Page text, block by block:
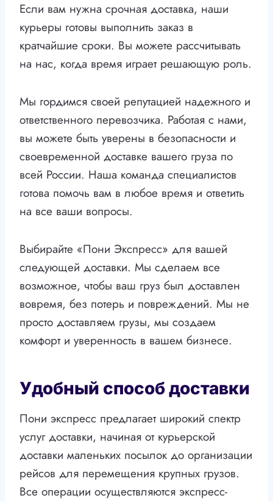
Если вам нужна срочная доставка, наши
курьеры готовы выполнить заказ в
кратчайшие сроки. Вы можете рассчитывать
на нас, когда время играет решающую роль.
Мы гордимся своей репутацией надежного и
ответственного перевозчика. Работая с нами,
вы можете быть уверены в безопасности и
своевременной доставке вашего груза по
всей России. Наша команда специалистов
готова помочь вам в любое время и ответить
на все ваши вопросы.
Выбирайте «Пони Экспресс» для вашей
следующей доставки. Мы сделаем все
возможное, чтобы ваш груз был доставлен
вовремя, без потерь и повреждений. Мы не
просто доставляем грузы, мы создаем
комфорт и уверенность в вашем бизнесе.
Удобный способ доставки
Пони экспресс предлагает широкий спектр
услуг доставки, начиная от курьерской
доставки маленьких посылок до организации
рейсов для перемещения крупных грузов.
Все операции осуществляются экспресс-